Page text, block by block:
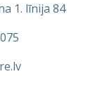
1. līnija 84